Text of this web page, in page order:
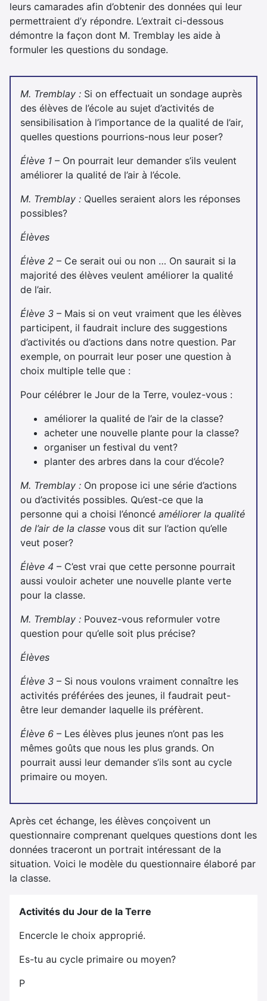
leurs camarades afin d’obtenir des données qui leur
permettraient d’y répondre. L’extrait ci-dessous
démontre la façon dont M. Tremblay les aide à
formuler les questions du sondage.
M. Tremblay : Si on effectuait un sondage auprès
des élèves de l’école au sujet d’activités de
sensibilisation à l’importance de la qualité de l’air,
quelles questions pourrions-nous leur poser?
Élève 1 – On pourrait leur demander s’ils veulent
améliorer la qualité de l’air à l’école.
M. Tremblay : Quelles seraient alors les réponses
possibles?
Élèves
Élève 2 – Ce serait oui ou non … On saurait si la
majorité des élèves veulent améliorer la qualité
de l’air.
Élève 3 – Mais si on veut vraiment que les élèves
participent, il faudrait inclure des suggestions
d’activités ou d’actions dans notre question. Par
exemple, on pourrait leur poser une question à
choix multiple telle que :
Pour célébrer le Jour de la Terre, voulez-vous :
améliorer la qualité de l’air de la classe?
acheter une nouvelle plante pour la classe?
organiser un festival du vent?
planter des arbres dans la cour d’école?
M. Tremblay : On propose ici une série d’actions
ou d’activités possibles. Qu’est-ce que la
personne qui a choisi l’énoncé améliorer la qualité
de l’air de la classe vous dit sur l’action qu’elle
veut poser?
Élève 4 – C’est vrai que cette personne pourrait
aussi vouloir acheter une nouvelle plante verte
pour la classe.
M. Tremblay : Pouvez-vous reformuler votre
question pour qu’elle soit plus précise?
Élèves
Élève 3 – Si nous voulons vraiment connaître les
activités préférées des jeunes, il faudrait peut-
être leur demander laquelle ils préfèrent.
Élève 6 – Les élèves plus jeunes n’ont pas les
mêmes goûts que nous les plus grands. On
pourrait aussi leur demander s’ils sont au cycle
primaire ou moyen.
Après cet échange, les élèves conçoivent un
questionnaire comprenant quelques questions dont les
données traceront un portrait intéressant de la
situation. Voici le modèle du questionnaire élaboré par
la classe.
Activités du Jour de la Terre
Encercle le choix approprié.
Es-tu au cycle primaire ou moyen?
P